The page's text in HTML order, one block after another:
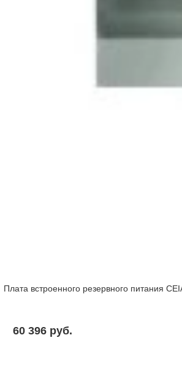
Плата встроенного резервного питания
60 396 pуб.